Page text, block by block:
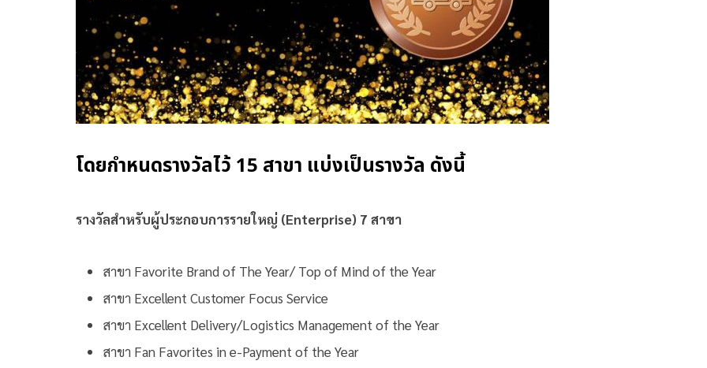
โดยกำหนดรางวัลไว้ 15 สาขา แบ่งเป็นรางวัล ดังนี้
รางวัลสำหรับผู้ประกอบการรายใหญ่ (Enterprise) 7 สาขา
สาขา Favorite Brand of The Year/ Top of Mind of the Year
สาขา Excellent Customer Focus Service
สาขา Excellent Delivery/Logistics Management of the Year
สาขา Fan Favorites in e-Payment of the Year